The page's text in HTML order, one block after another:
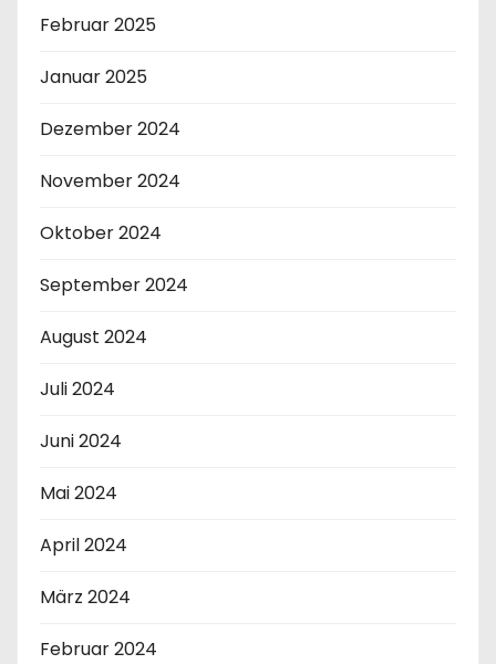
Februar 2025
Januar 2025
Dezember 2024
November 2024
Oktober 2024
September 2024
August 2024
Juli 2024
Juni 2024
Mai 2024
April 2024
März 2024
Februar 2024